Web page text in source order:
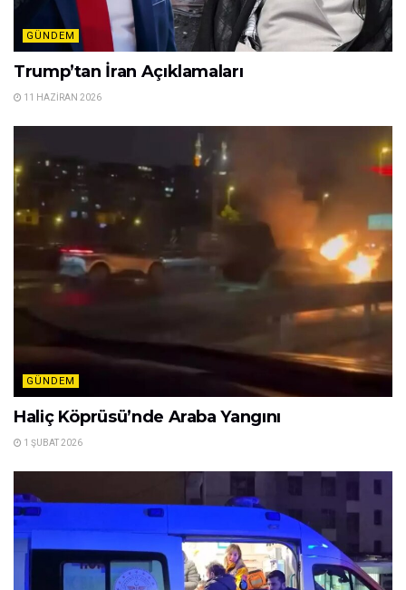
GÜNDEM
Trump’tan İran Açıklamaları
11 HAZIRAN 2026
GÜNDEM
Haliç Köprüsü’nde Araba Yangını
1 ŞUBAT 2026